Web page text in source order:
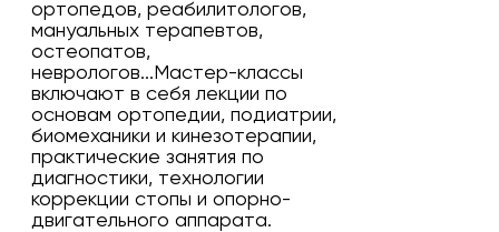
ортопедов, реабилитологов,
мануальных терапевтов,
остеопатов,
неврологов...Мастер-классы
включают в себя лекции по
основам ортопедии, подиатрии,
биомеханики и кинезотерапии,
практические занятия по
диагностики, технологии
коррекции стопы и опорно-
двигательного аппарата.